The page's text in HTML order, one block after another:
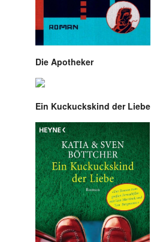
Die Apotheker
Ein Kuckuckskind der Liebe